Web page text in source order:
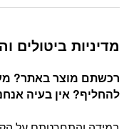
מדיניות ביטולים
רכשתם מוצר באתר?
להחליף? אין בעיה